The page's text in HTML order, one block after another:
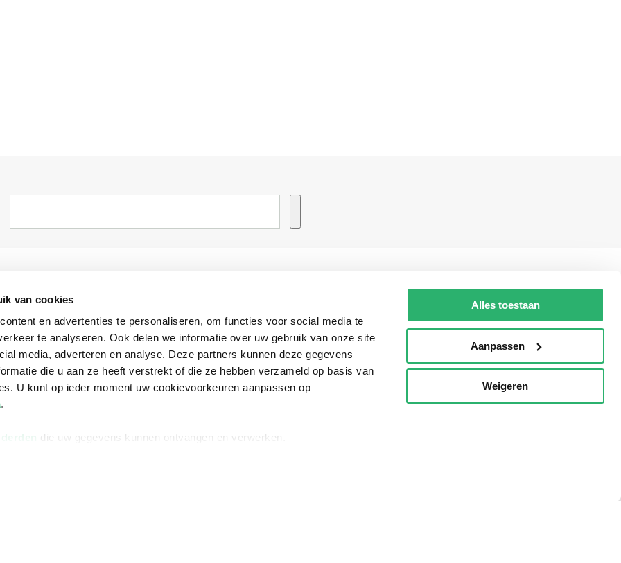
van cookies
en advertenties te personaliseren, om functies voor social media te
te analyseren. Ook delen we informatie over uw gebruik van onze site
media, adverteren en analyse. Deze partners kunnen deze gegevens
die u aan ze heeft verstrekt of die ze hebben verzameld op basis van
U kunt op ieder moment uw cookievoorkeuren aanpassen op
.
die uw gegevens kunnen ontvangen en verwerken.
Alles toestaan
Aanpassen
Weigeren
Over ons
Vacatures
Winkels en openingstijden
Cadeaukaart
Instagram
helpdesk@readshop.nl
088 - 133 84 32